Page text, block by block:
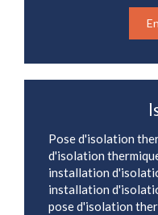
Pose d'isolation
d'isolation
installation
installation
pose d'isolation